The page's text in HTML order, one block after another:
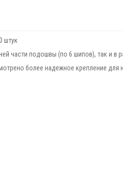
штук
части подошвы (по 6 шипов), так и в
более надежное крепление для